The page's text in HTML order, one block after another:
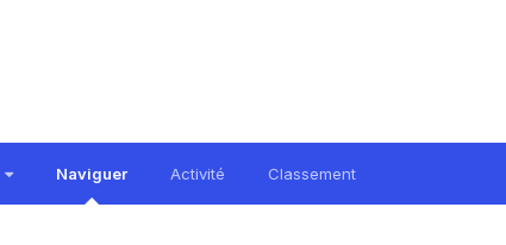
Naviguer Activité Classement